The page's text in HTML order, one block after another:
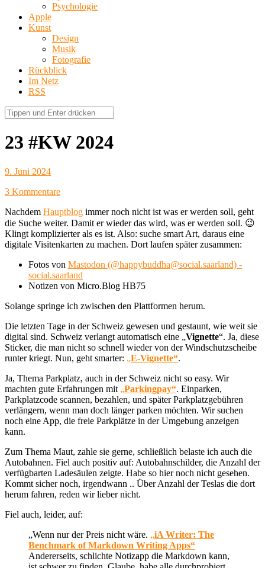
Psychologie
Apple
Kunst
Design
Musik
Fotografie
Rückblick
Im Netz
RSS
23 #KW 2024
9. Juni 2024
3 Kommentare
Nachdem Hauptblog immer noch nicht ist was er werden soll, geht
die Suche weiter. Damit er wieder das wird, was er werden soll. 😉
Klingt komplizierter als es ist. Also: suche smart Art, daraus eine
digitale Visitenkarten zu machen. Dort laufen später zusammen:
Fotos von Mastodon (@happybuddha@social.saarland) -
social.saarland
Notizen von Micro.Blog HB75
Solange springe ich zwischen den Plattformen herum.
Die letzten Tage in der Schweiz gewesen und gestaunt, wie weit sie
digital sind. Schweiz verlangt automatisch eine „Vignette“. Ja, diese
Sticker, die man nicht so schnell wieder von der Windschutzscheibe
runter kriegt. Nun, geht smarter: „E-Vignette“.
Ja, Thema Parkplatz, auch in der Schweiz nicht so easy. Wir
machten gute Erfahrungen mit „Parkingpay“. Einparken,
Parkplatzcode scannen, bezahlen, und später Parkplatzgebühren
verlängern, wenn man doch länger parken möchten. Wir suchen
noch eine App, die freie Parkplätze in der Umgebung anzeigen
kann.
Zum Thema Maut, zahle sie gerne, schließlich belaste ich auch die
Autobahnen. Fiel auch positiv auf: Autobahnschilder, die Anzahl der
verfügbarten Ladesäulen zeigte. Habe so hier noch nicht gesehen.
Kommt sicher noch, irgendwann .. Über Anzahl der Teslas die dort
herum fahren, reden wir lieber nicht.
Fiel auch, leider, auf:
„Wenn nur der Preis nicht wäre. „iA Writer: The
Benchmark of Markdown Writing Apps“
Andererseits, schlichte Notizapp die Markdown kann,